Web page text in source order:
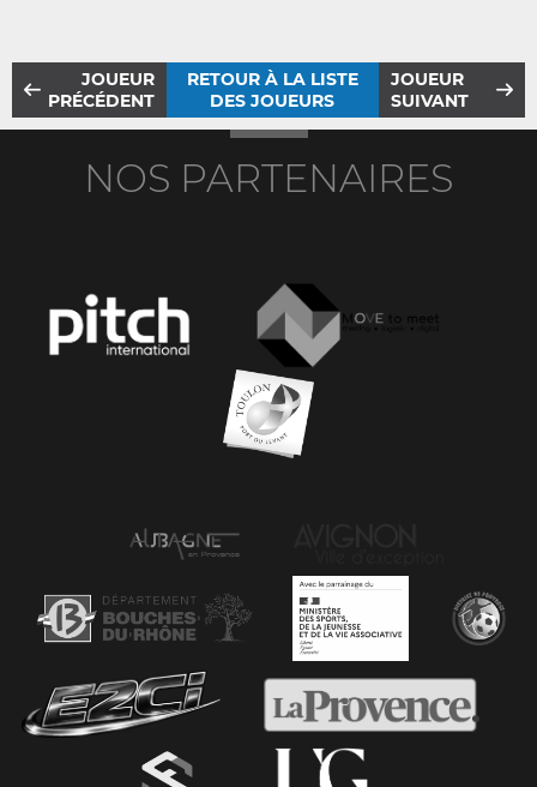
JOUEUR
PRÉCÉDENT
RETOUR À LA LISTE
DES JOUEURS
JOUEUR
SUIVANT
NOS PARTENAIRES